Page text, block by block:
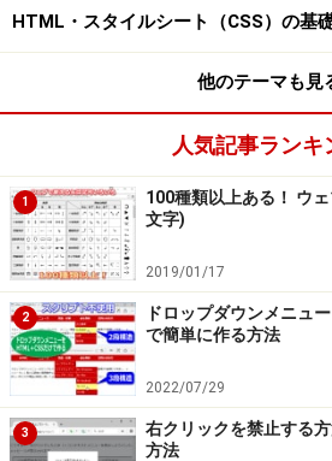
HTML・スタイルシート（CSS）の基
他のテーマも見
人気記事ランキ
1
100種類以上ある！ ウ
文字)
2019/01/17
2
ドロップダウンメニュ
で簡単に作る方法
2022/07/29
3
右クリックを禁止する
方法